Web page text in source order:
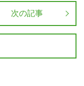
次の記事